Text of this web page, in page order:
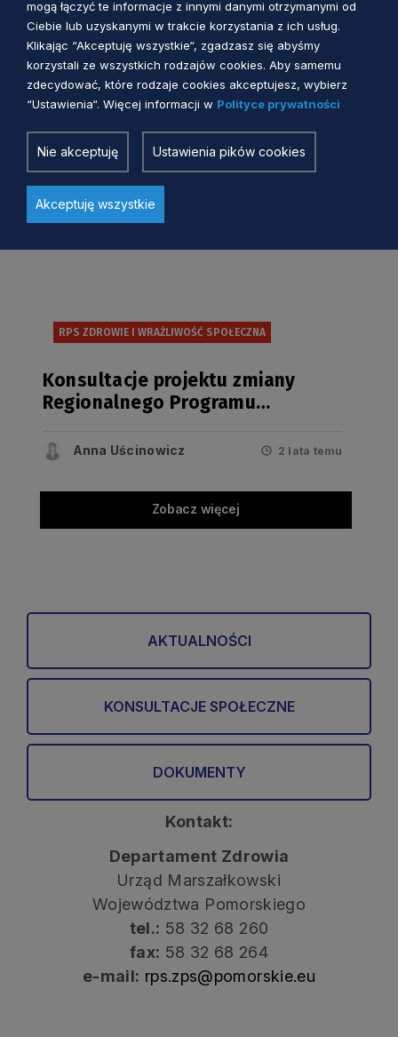
konsultacji projektu zmiany
Regionalnego Programu
Strategicznego w zakresie
bezpieczeństwa zdrowotnego i
wrażliwości społecznej
Anna Uścinowicz 1 rok temu
RPS ZDROWIE I WRAŻLIWOŚĆ SPOŁECZNA
Konsultacje projektu zmiany
Regionalnego Programu
bezpieczeństwa zdrowotnego i
Anna Uścinowicz 2 lata temu
Zobacz więcej
AKTUALNOŚCI
KONSULTACJE SPOŁECZNE
DOKUMENTY
Kontakt:
Departament Zdrowia
Urząd Marszałkowski
Województwa Pomorskiego
tel.: 58 32 68 260
fax: 58 32 68 264
e-mail: rps.zps@pomorskie.eu
mogą łączyć te informacje z innymi danymi otrzymanymi od
Ciebie lub uzyskanymi w trakcie korzystania z ich usług.
Klikając “Akceptuję wszystkie“, zgadzasz się abyśmy
korzystali ze wszystkich rodzajów cookies. Aby samemu
zdecydować, które rodzaje cookies akceptujesz, wybierz
“Ustawienia“. Więcej informacji w Polityce prywatności
Nie akceptuję Ustawienia pików cookies
Akceptuję wszystkie